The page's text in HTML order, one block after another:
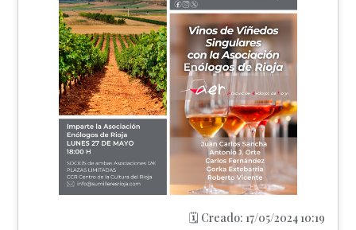
🗓️ Creado: 17/05/2024 10:19